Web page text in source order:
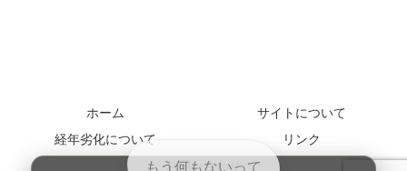
ホーム
サイトについて
経年劣化について
リンク
お問い合わせ